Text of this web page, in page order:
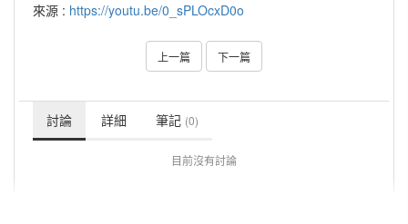
來源 : https://youtu.be/0_sPLOcxD0o
上一篇 下一篇
討論 詳細 筆記 (0)
目前沒有討論